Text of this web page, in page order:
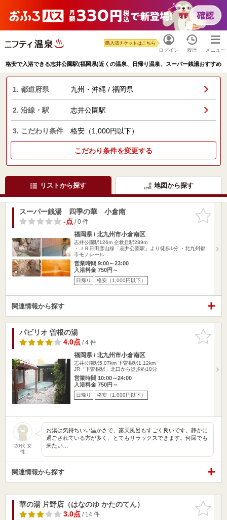
ログイン
購入済チケットはこちら
履歴 メニュー
格安で入浴できる志井公園駅(福岡県)近くの温泉、日帰り温泉、スーパー銭湯おすすめ
1. 都道府県 九州・沖縄 / 福岡県
2. 沿線・駅 志井公園駅
3. こだわり条件 格安（1,000円以下）
こだわり条件を変更する
リストから探す 地図から探す
お気に入
りに追加
スーパー銭湯 四季の華 小倉南
-点/ 0 件
福岡県 / 北九州市小倉南区
志井公園駅126m 企救丘駅289m
・ＪＲ日田彦山線「志井公園駅」より徒歩1分 ・北九州都
市モノレール…
営業時間 9:00～23:00
入浴料金 750円～
日帰り 格安（1,000円以下）
関連情報から探す
お気に入
りに追加
パビリオ 曽根の湯
4.0点/ 4 件
福岡県 / 北九州市小倉南区
志井公園駅5.07km 下曽根駅1.12km
JR「下曽根駅」北口から徒歩約18分
営業時間 10:00～24:00
入浴料金 750円～
日帰り 格安（1,000円以下）
20代 女
性
お湯は気持ちいい温かさで、露天風呂もすごく良いです。静かに
過ごされている方が多く、とてもリラックスできます。何回でも
来たい…
関連情報から探す
お気に入
りに追加
華の湯 片野店（はなのゆ かたのてん）
3.0点/ 14 件